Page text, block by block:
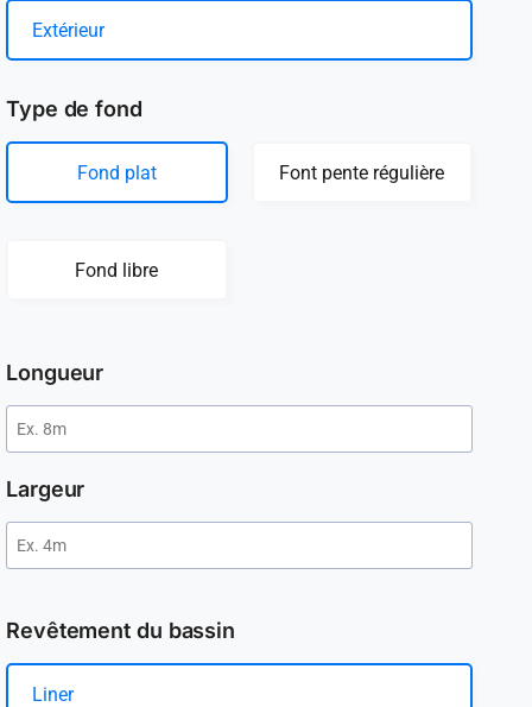
Extérieur
Type de fond
Fond plat Font pente régulière
Fond libre
Longueur
Largeur
Revêtement du bassin
Liner